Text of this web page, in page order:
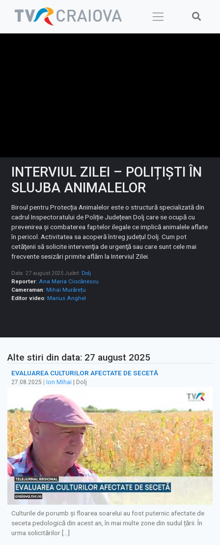
INTERVIUL ZILEI – POLIȚIȘTI ÎN
SLUJBA ANIMALELOR
Biroul pentru Protecția Animalelor este o structură specializată din
cadrul Inspectoratului de Poliție Județean Dolj care se ocupă cu
prevenirea și combaterea faptelor ilegale ce implică animalele aflate
în pericol. Activitatea sa acoperă întreg județul Dolj. Cum pot
cetăţenii să solicite intervenţia de urgenţă sau care sunt cele mai
frecvente sesizări primite aflăm la Interviul Zilei.
Data: 27 august 2025 Judet: Dolj
Reporter:Ana Maria Ciocănescu
Cameraman: Mihai Murărețu
Editor video: Marius Anghel
Alte stiri din data: 27 august 2025
EVALUAREA CULTURILOR AFECTATE DE SECETĂ
27.08.2025 Ion Mihai | Dolj
Culturile de porumb şi floarea soarelui au fost puternic afectate de
seceta pedologică din acest an, în mai multe zone din sudul țării. În
urma solicitărilor […]